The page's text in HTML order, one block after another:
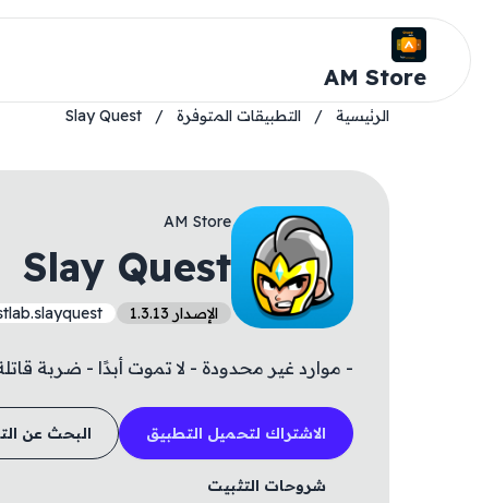
AM Store
الرئيسية / التطبيقات المتوفرة /
Slay Quest
AM Store
Slay Quest
الإصدار 1.3.13
- موارد غير محدودة - لا تموت أبدًا - ضربة
الاشتراك لتحميل التطبيق البحث عن
شروحات التثبيت